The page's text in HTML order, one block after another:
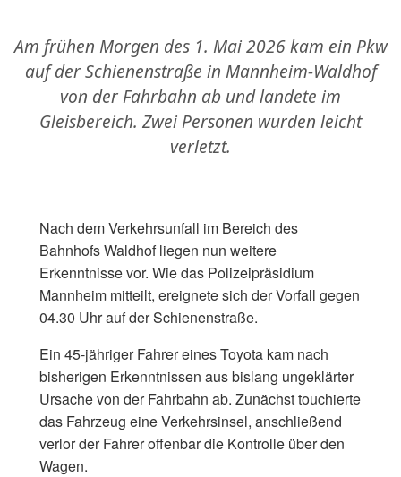
Am frühen Morgen des 1. Mai 2026 kam ein Pkw
auf der Schienenstraße in Mannheim-Waldhof
von der Fahrbahn ab und landete im
Gleisbereich. Zwei Personen wurden leicht
verletzt.
Nach dem Verkehrsunfall im Bereich des
Bahnhofs Waldhof liegen nun weitere
Erkenntnisse vor. Wie das Polizeipräsidium
Mannheim mitteilt, ereignete sich der Vorfall gegen
04.30 Uhr auf der Schienenstraße.
Ein 45-jähriger Fahrer eines Toyota kam nach
bisherigen Erkenntnissen aus bislang ungeklärter
Ursache von der Fahrbahn ab. Zunächst touchierte
das Fahrzeug eine Verkehrsinsel, anschließend
verlor der Fahrer offenbar die Kontrolle über den
Wagen.